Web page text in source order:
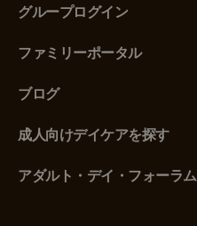
グループログイン
ファミリーポータル
ブログ
成人向けデイケアを探す
アダルト・デイ・フォーラム